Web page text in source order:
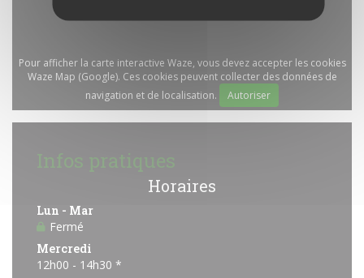
Pour afficher la carte interactive Waze, vous devez accepter les cookies
Waze Map (Google). Ces cookies peuvent collecter des données de
navigation et de localisation.
Autoriser
Infos pratiques
Horaires
Lun - Mar
Fermé
Mercredi
12h00 - 14h30 *